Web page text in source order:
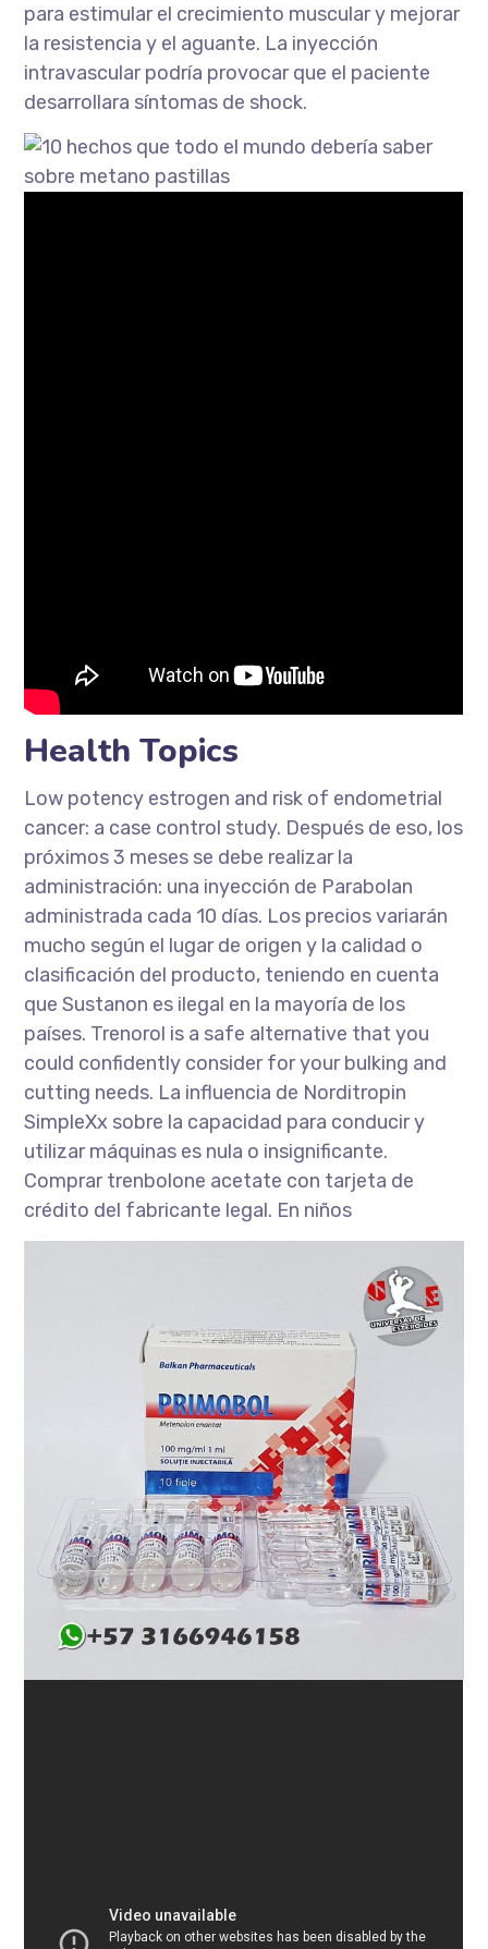
para estimular el crecimiento muscular y mejorar
la resistencia y el aguante. La inyección
intravascular podría provocar que el paciente
desarrollara síntomas de shock.
Health Topics
Low potency estrogen and risk of endometrial
cancer: a case control study. Después de eso, los
próximos 3 meses se debe realizar la
administración: una inyección de Parabolan
administrada cada 10 días. Los precios variarán
mucho según el lugar de origen y la calidad o
clasificación del producto, teniendo en cuenta
que Sustanon es ilegal en la mayoría de los
países. Trenorol is a safe alternative that you
could confidently consider for your bulking and
cutting needs. La influencia de Norditropin
SimpleXx sobre la capacidad para conducir y
utilizar máquinas es nula o insignificante.
Comprar trenbolone acetate con tarjeta de
crédito del fabricante legal. En niños